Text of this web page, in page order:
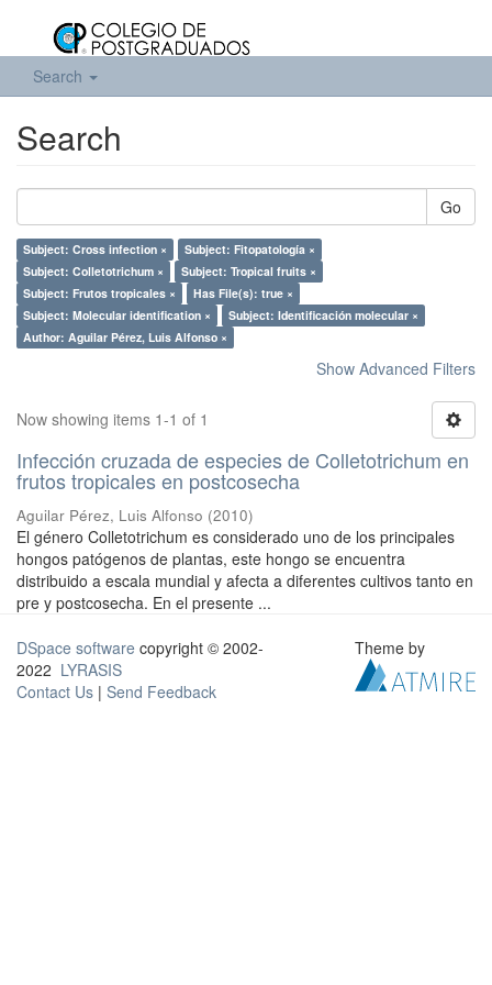
Search
Search
Go
Subject: Cross infection ×
Subject: Fitopatología ×
Subject: Colletotrichum ×
Subject: Tropical fruits ×
Subject: Frutos tropicales ×
Has File(s): true ×
Subject: Molecular identification ×
Subject: Identificación molecular ×
Author: Aguilar Pérez, Luis Alfonso ×
Show Advanced Filters
Now showing items 1-1 of 1
Infección cruzada de especies de Colletotrichum en
frutos tropicales en postcosecha
Aguilar Pérez, Luis Alfonso (2010)
El género Colletotrichum es considerado uno de los principales
hongos patógenos de plantas, este hongo se encuentra
distribuido a escala mundial y afecta a diferentes cultivos tanto en
pre y postcosecha. En el presente ...
DSpace software copyright © 2002-
2022 LYRASIS
Contact Us | Send Feedback
Theme by